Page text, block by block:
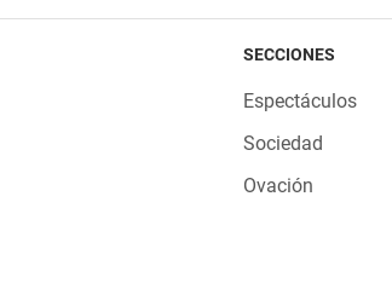
SECCIONES
Espectáculos
Sociedad
Ovación